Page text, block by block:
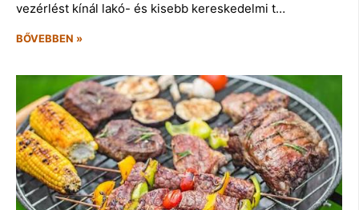
vezérlést kínál lakó- és kisebb kereskedelmi t…
BŐVEBBEN »